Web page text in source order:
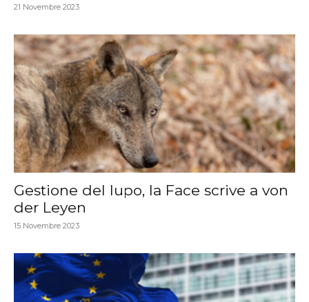
21 Novembre 2023
Gestione del lupo, la Face scrive a von
der Leyen
15 Novembre 2023